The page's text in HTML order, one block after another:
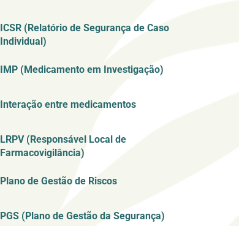
ICSR (Relatório de Segurança de Caso
Individual)
IMP (Medicamento em Investigação)
Interação entre medicamentos
LRPV (Responsável Local de
Farmacovigilância)
Plano de Gestão de Riscos
PGS (Plano de Gestão da Segurança)